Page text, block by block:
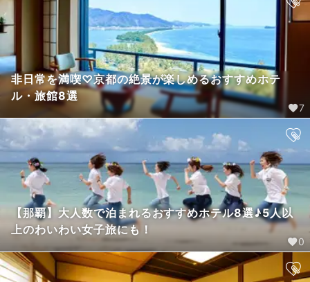
非日常を満喫♡京都の絶景が楽しめるおすすめホテ
ル・旅館8選
7
【那覇】大人数で泊まれるおすすめホテル8選♪5人以
上のわいわい女子旅にも！
0